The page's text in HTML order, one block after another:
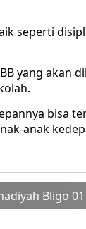
seperti
yang akan
bisa
anak
Bligo 01